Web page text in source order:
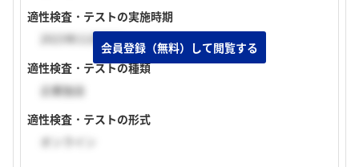
適性検査・テストの実施時期
2023年11月下旬
適性検査・テストの種類
企業独自
適性検査・テストの形式
オンライン
会員登録（無料）して閲覧する